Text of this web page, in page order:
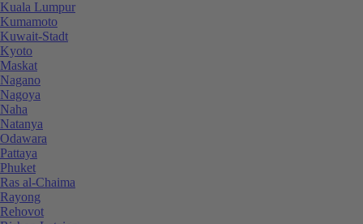
Kuala Lumpur
Kumamoto
Kuwait-Stadt
Kyoto
Maskat
Nagano
Nagoya
Naha
Natanya
Odawara
Pattaya
Phuket
Ras al-Chaima
Rayong
Rehovot